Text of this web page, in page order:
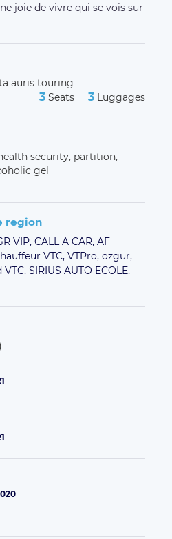
joie de vivre qui se vois sur
auris touring
3 Seats 3 Luggages
security, partition,
gel
region
VIP, CALL A CAR, AF
VTC, VTPro, ozgur,
SIRIUS AUTO ECOLE,